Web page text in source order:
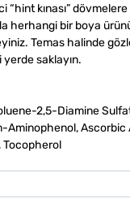
kınası” dövmelere
herhangi bir boya
Temas halinde
yerde saklayın.
2,5-Diamine
Aminophenol, Ascorbic